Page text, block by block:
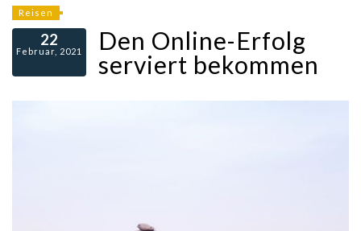
Reisen
22
Februar, 2021
Den Online-Erfolg
serviert bekommen